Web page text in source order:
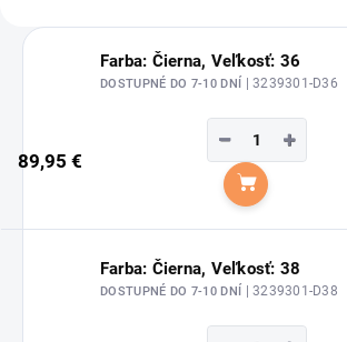
Farba: Čierna, Veľkosť: 36
DOSTUPNÉ DO 7-10 DNÍ | 3239301-D36
89,95 €
+
−
Do košíka
Farba: Čierna, Veľkosť: 38
DOSTUPNÉ DO 7-10 DNÍ | 3239301-D38